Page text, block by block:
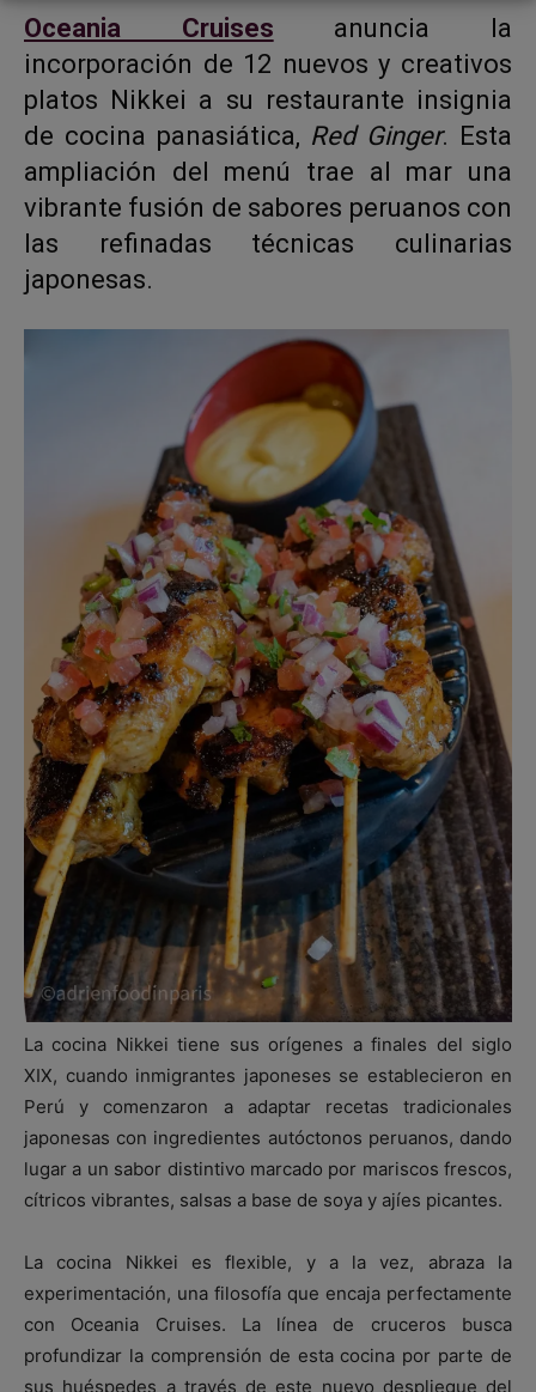
Oceania Cruises anuncia la
incorporación de 12 nuevos y creativos
platos Nikkei a su restaurante insignia
de cocina panasiática, Red Ginger. Esta
ampliación del menú trae al mar una
vibrante fusión de sabores peruanos con
las refinadas técnicas culinarias
japonesas.
La cocina Nikkei tiene sus orígenes a finales del siglo
XIX, cuando inmigrantes japoneses se establecieron en
Perú y comenzaron a adaptar recetas tradicionales
japonesas con ingredientes autóctonos peruanos, dando
lugar a un sabor distintivo marcado por mariscos frescos,
cítricos vibrantes, salsas a base de soya y ajíes picantes.
La cocina Nikkei es flexible, y a la vez, abraza la
experimentación, una filosofía que encaja perfectamente
con Oceania Cruises. La línea de cruceros busca
profundizar la comprensión de esta cocina por parte de
sus huéspedes a través de este nuevo despliegue del